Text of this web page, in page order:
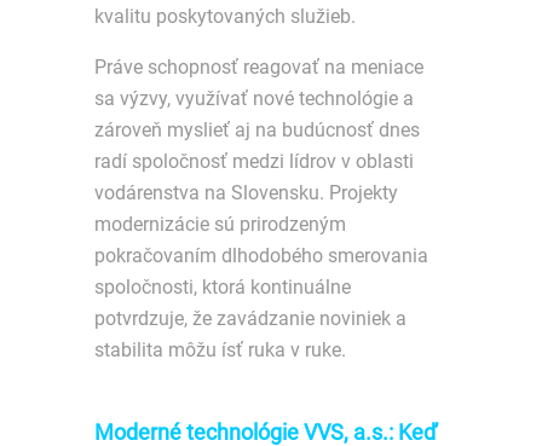
kvalitu poskytovaných služieb.
Práve schopnosť reagovať na meniace
sa výzvy, využívať nové technológie a
zároveň myslieť aj na budúcnosť dnes
radí spoločnosť medzi lídrov v oblasti
vodárenstva na Slovensku. Projekty
modernizácie sú prirodzeným
pokračovaním dlhodobého smerovania
spoločnosti, ktorá kontinuálne
potvrdzuje, že zavádzanie noviniek a
stabilita môžu ísť ruka v ruke.
Moderné technológie VVS, a.s.: Keď